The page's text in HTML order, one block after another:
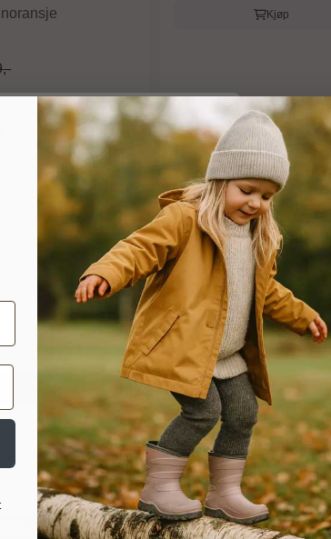
Kjøp
Kjøp
på dette nettstedet
informasjonskapsler (cookies) og
grunnleggende funksjoner,
tilpasse markedsføring og annonser
med partnere). Samtykket er helt
alle, avvise valgfrie, eller tilpasse
Du kan når som helst endre
via lenken «personvern»
Godta alle
Markedsføring Målrettet Egendefinert
Bekreft valg